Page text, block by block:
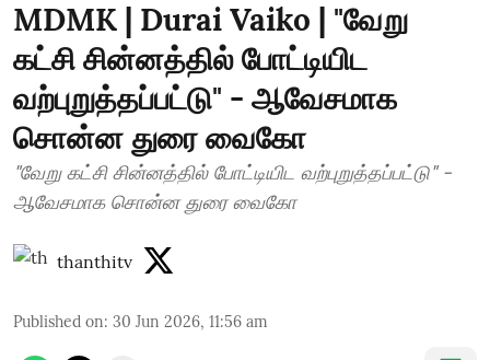
MDMK | Durai Vaiko | "வேறு
கட்சி சின்னத்தில் போட்டியிட
வற்புறுத்தப்பட்டு" - ஆவேசமாக
சொன்ன துரை வைகோ
"வேறு கட்சி சின்னத்தில் போட்டியிட வற்புறுத்தப்பட்டு" -
ஆவேசமாக சொன்ன துரை வைகோ
thanthitv
Published on: 30 Jun 2026, 11:56 am